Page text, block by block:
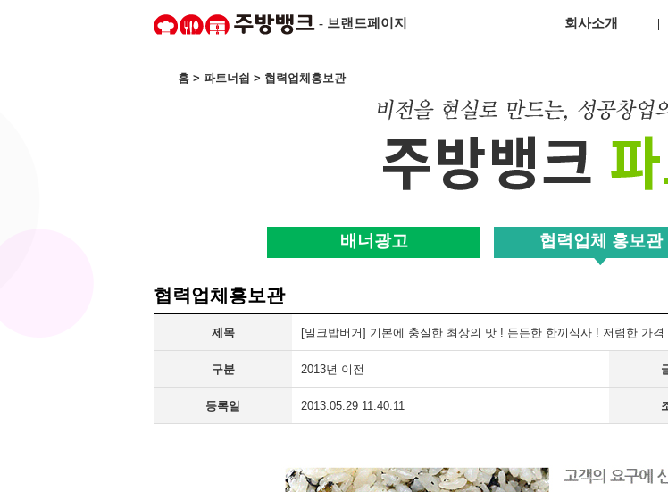
- 브랜드페이지 회사소개
홈 > 파트너쉽 > 협력업체홍보관
배너광고 협력업체 홍보관
협력업체홍보관
제목 [밀크밥버거] 기본에 충실한 최상의 맛 ! 든든한 한끼식사 ! 저렴한 가격
구분 2013년 이전
등록일 2013.05.29 11:40:11